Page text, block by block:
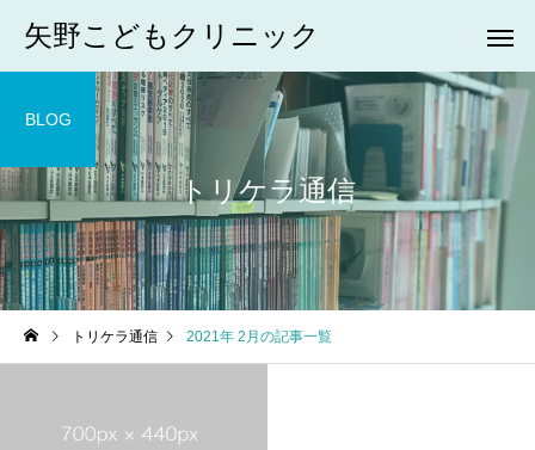
矢野こどもクリニック
トリケラ通信
BLOG
トリケラ通信 2021年 2月の記事一覧